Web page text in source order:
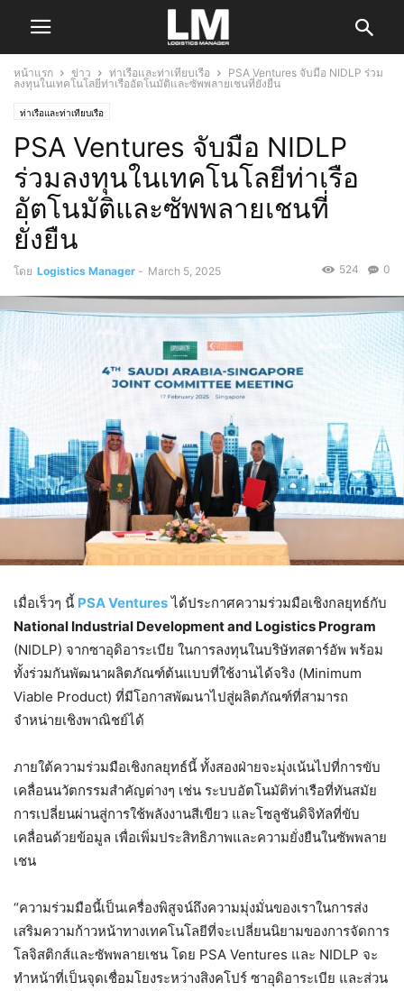
หน้าแรก ข่าว ท่าเรือและท่าเทียบเรือ
PSA Ventures จับมือ NIDLP ร่วม
ลงทุนในเทคโนโลยีท่าเรืออัตโนมัติและซัพพลายเชนที่ยั่งยืน
ท่าเรือและท่าเทียบเรือ
PSA Ventures จับมือ NIDLP
ร่วมลงทุนในเทคโนโลยีท่าเรือ
อัตโนมัติและซัพพลายเชนที่
ยั่งยืน
โดย Logistics Manager - March 5, 2025 0
524
เมื่อเร็วๆ นี้ PSA Ventures ได้ประกาศความร่วมมือเชิงกลยุทธ์กับ
National Industrial Development and Logistics Program
(NIDLP) จากซาอุดิอาระเบีย ในการลงทุนในบริษัทสตาร์อัพ พร้อม
ทั้งร่วมกันพัฒนาผลิตภัณฑ์ต้นแบบที่ใช้งานได้จริง (Minimum
Viable Product) ที่มีโอกาสพัฒนาไปสู่ผลิตภัณฑ์ที่สามารถ
จำหน่ายเชิงพาณิชย์ได้
ภายใต้ความร่วมมือเชิงกลยุทธ์นี้ ทั้งสองฝ่ายจะมุ่งเน้นไปที่การขับ
เคลื่อนนวัตกรรมสำคัญต่างๆ เช่น ระบบอัตโนมัติท่าเรือที่ทันสมัย
การเปลี่ยนผ่านสู่การใช้พลังงานสีเขียว และโซลูชันดิจิทัลที่ขับ
เคลื่อนด้วยข้อมูล เพื่อเพิ่มประสิทธิภาพและความยั่งยืนในซัพพลาย
เชน
“ความร่วมมือนี้เป็นเครื่องพิสูจน์ถึงความมุ่งมั่นของเราในการส่ง
เสริมความก้าวหน้าทางเทคโนโลยีที่จะเปลี่ยนนิยามของการจัดการ
โลจิสติกส์และซัพพลายเชน โดย PSA Ventures และ NIDLP จะ
ทำหน้าที่เป็นจุดเชื่อมโยงระหว่างสิงคโปร์ ซาอุดิอาระเบีย และส่วน